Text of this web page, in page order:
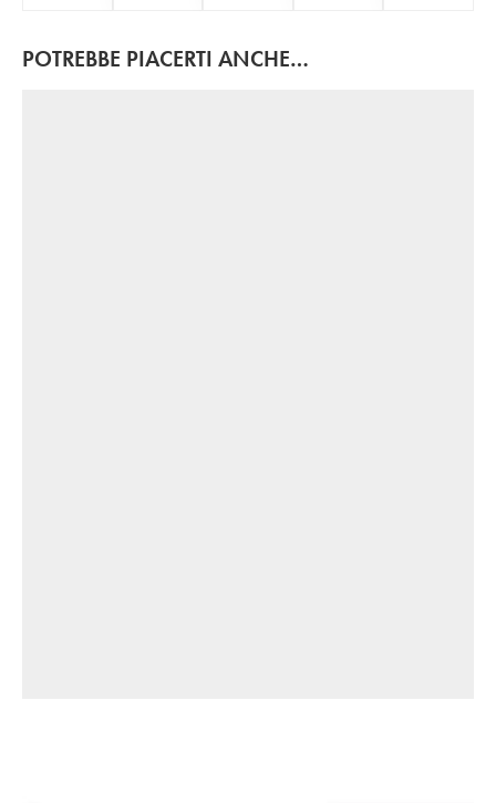
POTREBBE PIACERTI ANCHE…